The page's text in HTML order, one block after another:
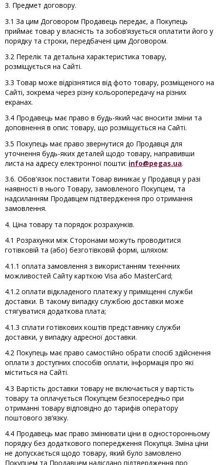
3. Предмет договору.
3.1 За цим Договором Продавець передає, а Покупець
приймає товар у власність та зобов’язується оплатити його у
порядку та строки, передбачені цим Договором.
3.2 Перелік та детальна характеристика товару,
розміщується на Сайті.
3.3 Товар може відрізнятися від фото товару, розміщеного на
Сайті, зокрема через різну кольоропередачу на різних
екранах.
3.4 Продавець має право в будь-який час вносити зміни та
доповнення в опис товару, що розміщується на Сайті.
3.5 Покупець має право звернутися до Продавця для
уточнення будь-яких деталей щодо товару, направивши
листа на адресу електронної пошти: info@pegas.ua.
3.6. Обов'язок поставити Товар виникає у Продавця у разі
наявності в нього Товару, замовленого Покупцем, та
надсиланням Продавцем підтвердження про отримання
замовлення.
4. Ціна товару та порядок розрахунків.
4.1 Розрахунки між Сторонами можуть проводитися
готівковій та (або) безготівковій формі, шляхом:
4.1.1 оплата замовлення з використанням технічних
можливостей Сайту карткою Visa або MasterCard;
4.1.2 оплати відкладеного платежу у приміщенні служби
доставки. В такому випадку службою доставки може
стягуватися додаткова плата;
4.1.3 сплати готівкових коштів представнику служби
доставки, у випадку адресної доставки.
4.2 Покупець має право самостійно обрати спосіб здійснення
оплати з доступних способів оплати, інформація про які
міститься на Сайті.
4.3 Вартість доставки товару не включається у вартість
товару та оплачується Покупцем безпосередньо при
отриманні товару відповідно до тарифів оператору
поштового зв’язку.
4.4 Продавець має право змінювати ціни в односторонньому
порядку без додаткового попередження Покупця. Зміна ціни
не допускається щодо товару, який було замовлено
Покупцем та Продавцем надіслано підтвердження про